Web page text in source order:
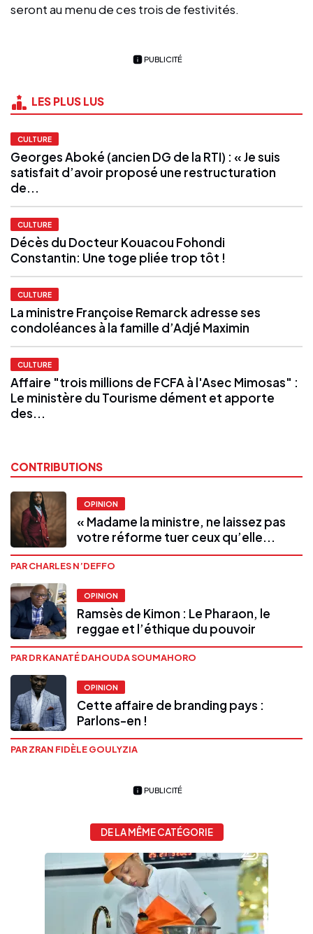
seront au menu de ces trois de festivités.
PUBLICITÉ
LES PLUS LUS
CULTURE
Georges Aboké (ancien DG de la RTI) : « Je suis
satisfait d’avoir proposé une restructuration
de...
CULTURE
Décès du Docteur Kouacou Fohondi
Constantin: Une toge pliée trop tôt !
CULTURE
La ministre Françoise Remarck adresse ses
condoléances à la famille d’Adjé Maximin
CULTURE
Affaire "trois millions de FCFA à l'Asec Mimosas" :
Le ministère du Tourisme dément et apporte
des...
CONTRIBUTIONS
OPINION
« Madame la ministre, ne laissez pas
votre réforme tuer ceux qu’elle...
PAR CHARLES N’DEFFO
OPINION
Ramsès de Kimon : Le Pharaon, le
reggae et l’éthique du pouvoir
PAR DR KANATÉ DAHOUDA SOUMAHORO
OPINION
Cette affaire de branding pays :
Parlons-en !
PAR ZRAN FIDÈLE GOULYZIA
PUBLICITÉ
DE LA MÊME CATÉGORIE